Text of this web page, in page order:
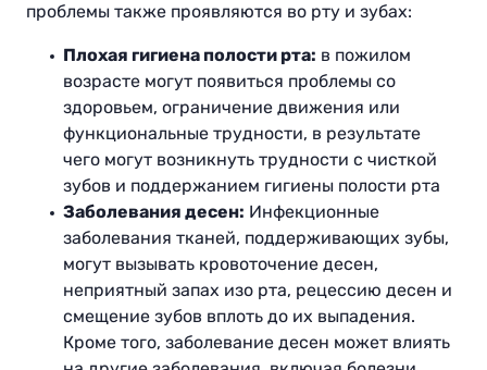
проблемы также проявляются во рту и зубах:
Плохая гигиена полости рта: в пожилом
возрасте могут появиться проблемы со
здоровьем, ограничение движения или
функциональные трудности, в результате
чего могут возникнуть трудности с чисткой
зубов и поддержанием гигиены полости рта
Заболевания десен: Инфекционные
заболевания тканей, поддерживающих зубы,
могут вызывать кровоточение десен,
неприятный запах изо рта, рецессию десен и
смещение зубов вплоть до их выпадения.
Кроме того, заболевание десен может влиять